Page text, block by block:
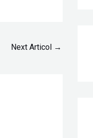
Next Articol →